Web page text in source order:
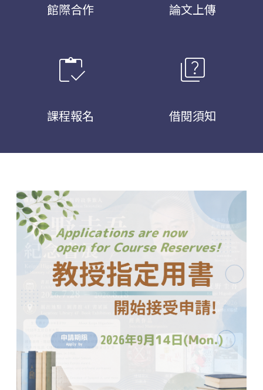
館際合作 論文上傳
inventory
課程報名
quiz
借閱須知